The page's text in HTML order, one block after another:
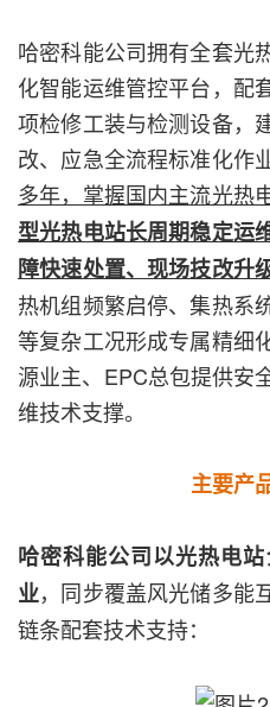
哈密科能公司拥有全套光
化智能运维管控平台，配
项检修工装与检测设备，
改、应急全流程标准化作
多年，掌握国内主流光热
型光热电站长周期稳定运
障快速处置、现场技改升
热机组频繁启停、集热系
等复杂工况形成专属精细
源业主、EPC总包提供安
维技术支撑。
主要产
哈密科能公司以光热电
业，同步覆盖风光储多能
链条配套技术支持：